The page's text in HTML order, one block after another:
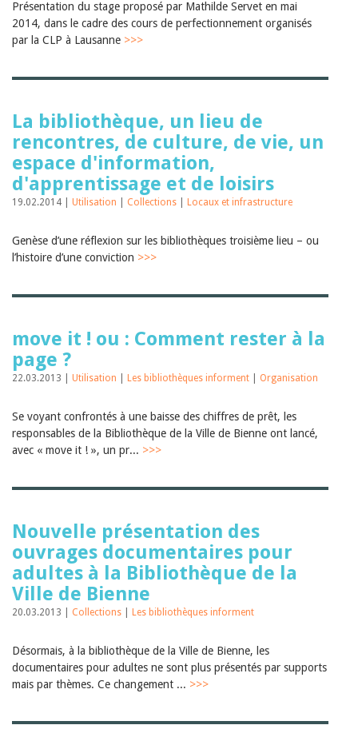
Brigitte Burri
Tous les auteurs
Décembre 2025
Novembre 2025
Septembre 2025
Juillet 2025
Juin 2025
Mars 2025
Février 2025
2024
2023
2017
2016
2015
2012
Présentation du stage proposé par Mathilde Servet en mai
2014, dans le cadre des cours de perfectionnement organisés
par la CLP à Lausanne >>>
La bibliothèque, un lieu de
rencontres, de culture, de vie, un
espace d'information,
d'apprentissage et de loisirs
19.02.2014 | Utilisation Collections Locaux et infrastructure
Genèse d’une réflexion sur les bibliothèques troisième lieu – ou
l’histoire d’une conviction >>>
move it ! ou : Comment rester à la
page ?
22.03.2013 | Utilisation Les bibliothèques informent Organisation
Se voyant confrontés à une baisse des chiffres de prêt, les
responsables de la Bibliothèque de la Ville de Bienne ont lancé,
avec « move it ! », un pr... >>>
Nouvelle présentation des
ouvrages documentaires pour
adultes à la Bibliothèque de la
Ville de Bienne
20.03.2013 | Collections Les bibliothèques informent
Désormais, à la bibliothèque de la Ville de Bienne, les
documentaires pour adultes ne sont plus présentés par supports
mais par thèmes. Ce changement ... >>>